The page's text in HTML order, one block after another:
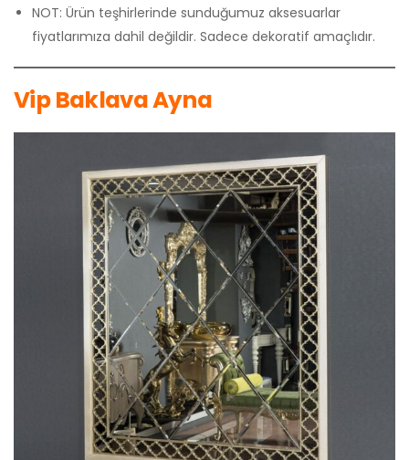
NOT: Ürün teşhirlerinde sunduğumuz aksesuarlar
fiyatlarımıza dahil değildir. Sadece dekoratif amaçlıdır.
Vip Baklava Ayna